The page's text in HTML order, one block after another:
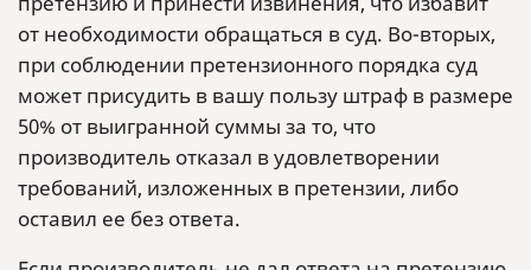
от необходимости обращаться в суд. Во-вторых,
при соблюдении претензионного порядка суд
может присудить в вашу пользу штраф в размере
50% от выигранной суммы за то, что
производитель отказал в удовлетворении
требований, изложенных в претензии, либо
оставил ее без ответа.